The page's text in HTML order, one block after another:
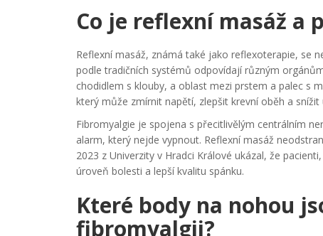
Co je reflexní masáž a
Reflexní masáž, známá také jako reflexoterapie, se
podle tradičních systémů odpovídají různým
chodidlem s klouby, a oblast mezi prstem a palec s
který může zmírnit napětí, zlepšit krevní oběh a
Fibromyalgie je spojena s přecitlivělým centrálním
alarm, který nejde vypnout. Reflexní masáž
2023 z Univerzity v Hradci Králové ukázal, že
úroveň bolesti a lepší kvalitu spánku.
Které body na nohou
fibromyalgii?